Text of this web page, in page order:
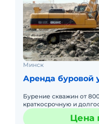
Минск
Аренда буровой
Бурение скважин от
краткосрочную и
установки на
Цена